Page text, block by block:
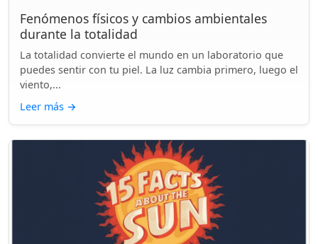
Fenómenos físicos y cambios ambientales
durante la totalidad
La totalidad convierte el mundo en un laboratorio que
puedes sentir con tu piel. La luz cambia primero, luego el
viento,...
Leer más →